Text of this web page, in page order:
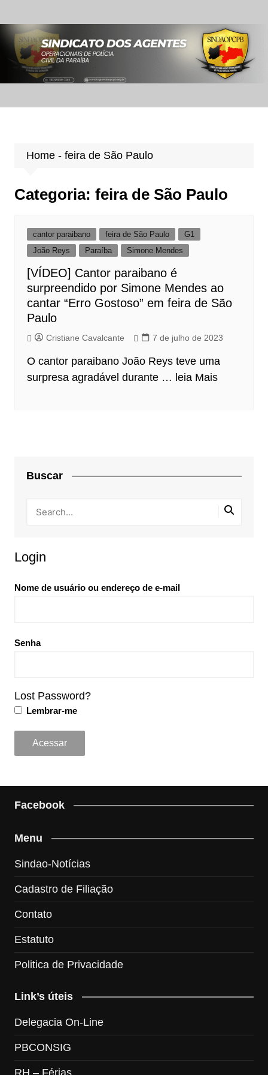
para
conteúdo
Home- feira de São Paulo
Categoria: feira de São Paulo
cantor paraibano feira de São Paulo
G1
João Reys
Paraíba Simone Mendes
[VÍDEO] Cantor paraibano é
surpreendido por Simone Mendes ao
cantar “Erro Gostoso” em feira de São
Paulo
Cristiane Cavalcante 7 de julho de 2023
O cantor paraibano João Reys teve uma
surpresa agradável durante … leia Mais
Buscar
Login
Nome de usuário ou endereço de e-mail
Senha
Lost Password?
Lembrar-me
Facebook
Menu
Sindao-Notícias
Cadastro de Filiação
Contato
Estatuto
Politica de Privacidade
Link’s úteis
Delegacia On-Line
PBCONSIG
RH – Férias